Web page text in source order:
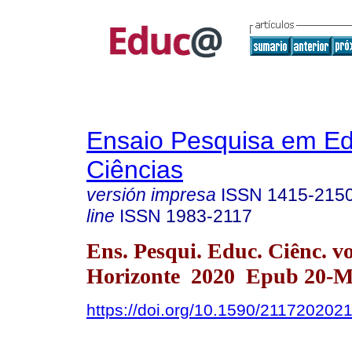
Ensaio Pesquisa em
Ciências
versión impresa ISSN 1415-
line ISSN 1983-2117
Ens. Pesqui. Educ. Ciênc.
Horizonte 2020 Epub 20-
https://doi.org/10.1590/